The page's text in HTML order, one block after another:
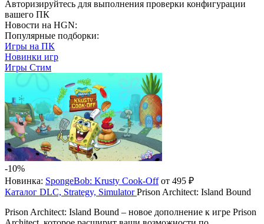
Авторизируйтесь для выполнения проверки конфигурации
вашего ПК
Новости на HGN:
Популярные подборки:
Игры на ПК
Новинки игр
Игры Стим
-10%
Новинка: SpongeBob: Krusty Cook-Offот 495 ₽
Каталог DLC, Strategy, Simulator Prison Architect: Island Bound
Prison Architect: Island Bound – новое дополнение к игре Prison